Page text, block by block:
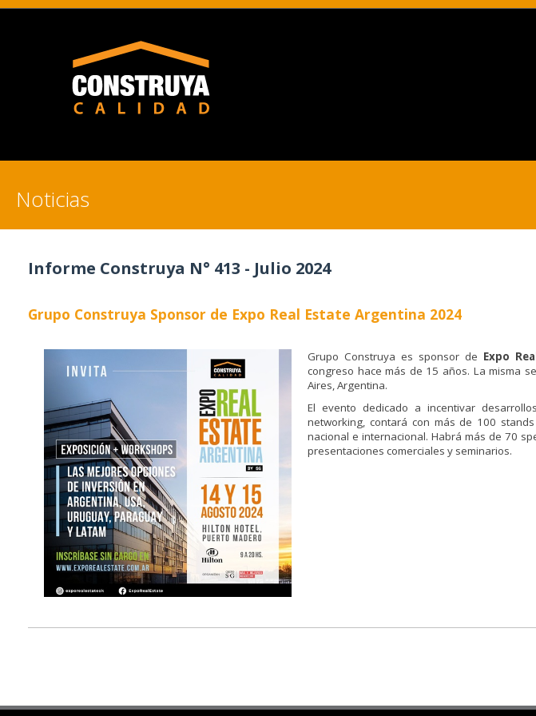
Noticias
Informe Construya N° 413 - Julio 2024
Grupo Construya Sponsor de Expo Real Estate Argentina 2024
Grupo Construya es sponsor de Expo
congreso hace más de 15 años. La misma
Aires, Argentina.
El evento dedicado a incentivar
networking, contará con más de 100
nacional e internacional. Habrá más de 70
presentaciones comerciales y seminarios.